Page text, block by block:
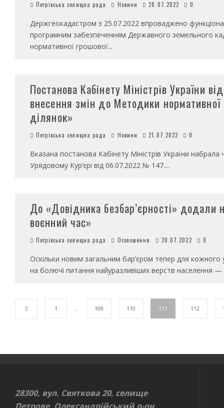
Петрівська селищна рада Новини 28.07.2022 0
Держгеокадастром з 25.07.2022 впроваджено
програмним забезпеченням Державного земельного
нормативної грошової...
Постанова Кабінету Міністрів
внесення змін до Методики нормативної
ділянок»
Петрівська селищна рада Новини 21.07.2022 0
Вказана постанова Кабінету Міністрів України
Урядовому Кур’єрі від 06.07.2022 № 147....
До «Довідника безбар’єрності» додали
воєнний час»
Петрівська селищна рада Оголошення 20.07.2022 0
Оскільки новим загальним бар’єром тепер для кожного
на болючі питання найуразливіших верств населення —
1 … 109 110 111 112
28300, вул. Святкова 20, селище